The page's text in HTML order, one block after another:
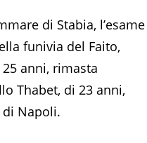
di Stabia, l’esame
funivia del Faito,
anni, rimasta
Thabet, di 23 anni,
di Napoli.